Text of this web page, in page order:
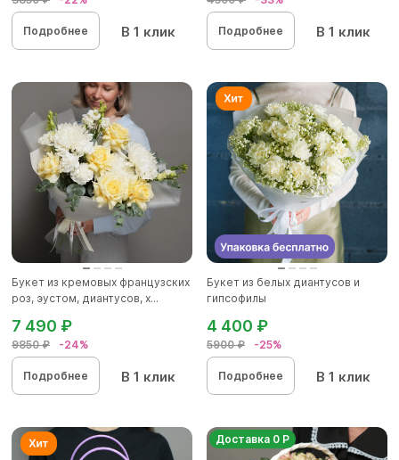
Подробнее В 1 клик Подробнее В 1 клик
Букет из кремовых французских
роз, эустом, диантусов, х...
9850 ₽ -24%
7 490 ₽
Подробнее В 1 клик
Букет из белых диантусов и
гипсофилы
5900 ₽ -25%
4 400 ₽
Подробнее В 1 клик
Доставка 0 Р